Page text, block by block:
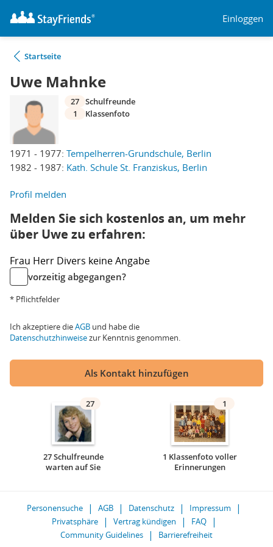
Einloggen
Startseite
Uwe Mahnke
1971 - 1977: Tempelherren-Grundschule, Berlin
1982 - 1987: Kath. Schule St. Franziskus, Berlin
27 Schulfreunde
1
Klassenfoto
Profil melden
Melden Sie sich kostenlos an, um mehr
über Uwe zu erfahren:
Frau Herr Divers keine Angabe
vorzeitig abgegangen?
* Pflichtfelder
Ich akzeptiere dieAGB und habe die
Datenschutzhinweisezur Kenntnis genommen.
Als Kontakt hinzufügen
27
27 Schulfreunde
warten auf Sie
1
1 Klassenfoto voller
Erinnerungen
Personensuche AGB Datenschutz
Impressum
Privatsphäre
Vertrag kündigen
FAQ
Community Guidelines
Barrierefreiheit